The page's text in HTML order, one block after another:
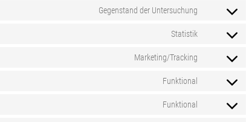
Gegenstand der Untersuchung
Consent
service
visual-
Statistik
Consent
service
google-
Marketing/Tracking
Consent
service
Funktional
Consent
Funktional
Consent